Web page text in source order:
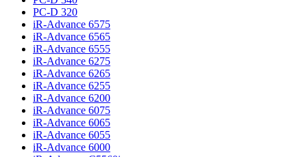
PC-D 320
iR-Advance 6575
iR-Advance 6565
iR-Advance 6555
iR-Advance 6275
iR-Advance 6265
iR-Advance 6255
iR-Advance 6200
iR-Advance 6075
iR-Advance 6065
iR-Advance 6055
iR-Advance 6000